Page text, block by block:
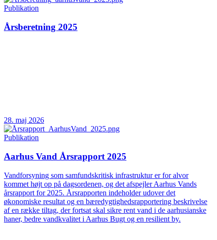
Publikation
Årsberetning 2025
28. maj 2026
Publikation
Aarhus Vand Årsrapport 2025
Vandforsyning som samfundskritisk infrastruktur er for alvor
kommet højt op på dagsordenen, og det afspejler Aarhus Vands
årsrapport for 2025. Årsrapporten indeholder udover det
økonomiske resultat og en bæredygtighedsrapportering beskrivelse
af en række tiltag, der fortsat skal sikre rent vand i de aarhusianske
haner, bedre vandkvalitet i Aarhus Bugt og en resilient by.